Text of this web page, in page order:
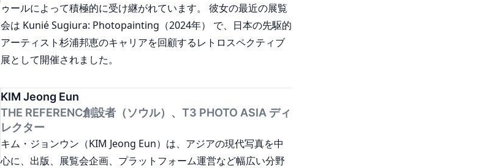
は京都のヴィラ九条山にてキュラトリアル・レジデンスに参加し
ています。 また12年前には、ヨーロッパの約30の写真・美術館が
参加する年次プロジェクト・プラットフォーム 「Curators’ Day」
を立ち上げました。
ゥールによって積極的に受け継がれています。 彼女の最近の展覧
会は Kunié Sugiura: Photopainting（2024年） で、日本の先駆的
アーティスト杉浦邦恵のキャリアを回顧するレトロスペクティブ
展として開催されました。
KIM Jeong Eun
THE REFERENC創設者（ソウル）、T3 PHOTO ASIA ディ
レクター
キム・ジョンウン（KIM Jeong Eun）は、アジアの現代写真を中
心に、出版、展覧会企画、プラットフォーム運営など幅広い分野